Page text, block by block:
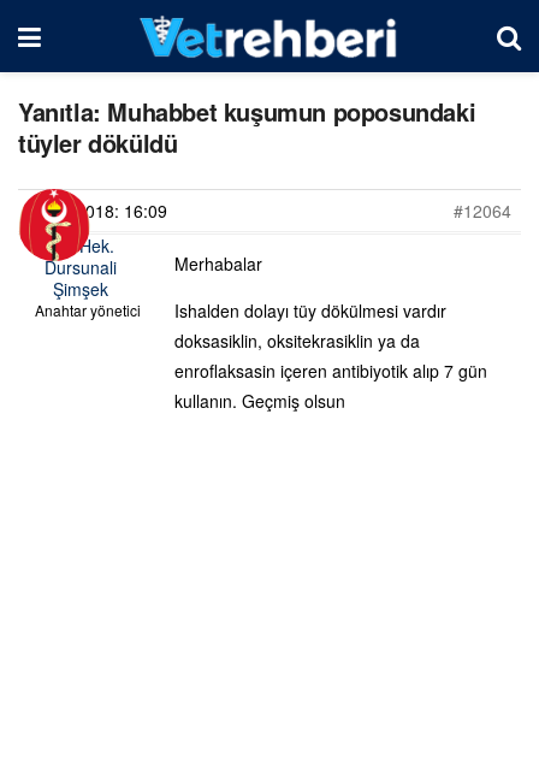
Yanıtla: Muhabbet kuşumun poposundaki
tüyler döküldü
23/07/2018: 16:09
#12064
Vet. Hek.
Dursunali
Şimşek
Anahtar yönetici
Merhabalar
Ishalden dolayı tüy dökülmesi vardır
doksasiklin, oksitekrasiklin ya da
enroflaksasin içeren antibiyotik alıp 7 gün
kullanın. Geçmiş olsun